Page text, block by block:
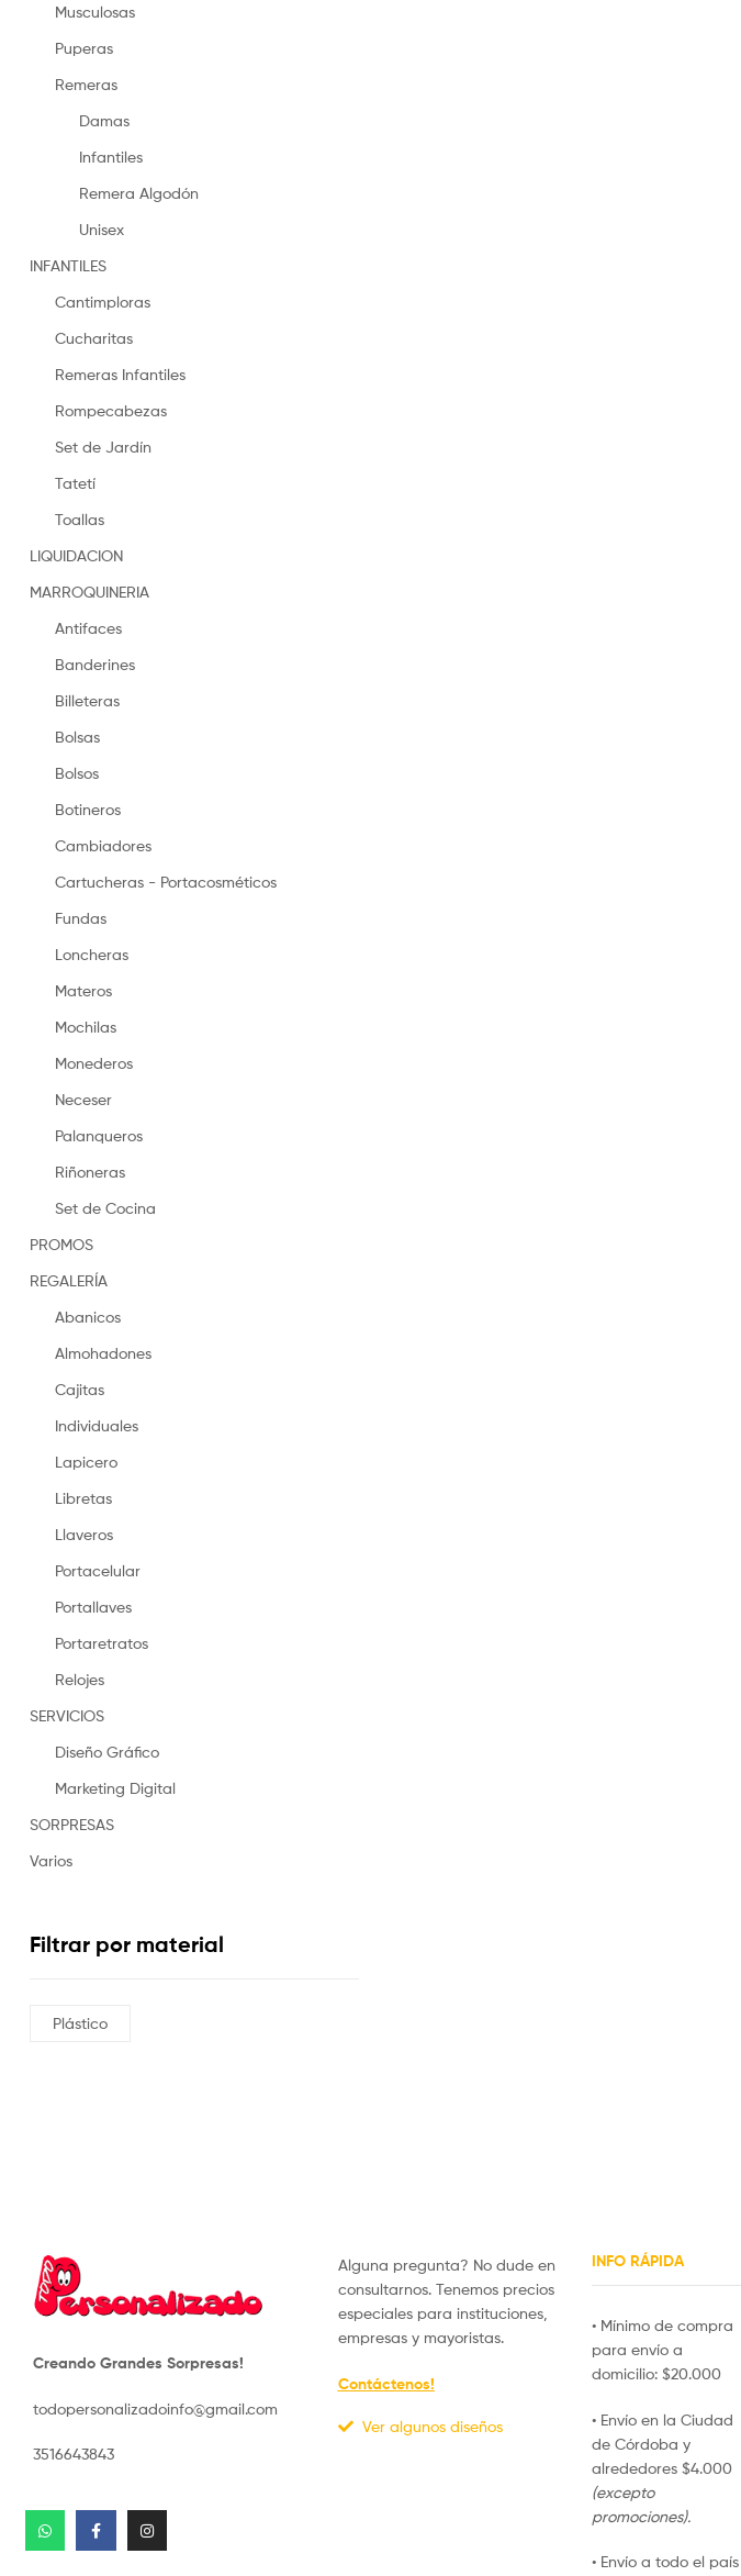
Musculosas
Puperas
Remeras
Damas
Infantiles
Remera Algodón
Unisex
INFANTILES
Cantimploras
Cucharitas
Remeras Infantiles
Rompecabezas
Set de Jardín
Tatetí
Toallas
LIQUIDACION
MARROQUINERIA
Antifaces
Banderines
Billeteras
Bolsas
Bolsos
Botineros
Cambiadores
Cartucheras - Portacosméticos
Fundas
Loncheras
Materos
Mochilas
Monederos
Neceser
Palanqueros
Riñoneras
Set de Cocina
PROMOS
REGALERÍA
Abanicos
Almohadones
Cajitas
Individuales
Lapicero
Libretas
Llaveros
Portacelular
Portallaves
Portaretratos
Relojes
SERVICIOS
Diseño Gráfico
Marketing Digital
SORPRESAS
Varios
Filtrar por material
Plástico
Creando Grandes Sorpresas!
todopersonalizadoinfo@gmail.com
3516643843
Alguna pregunta? No dude en
consultarnos. Tenemos precios
especiales para instituciones,
empresas y mayoristas.
Contáctenos!
Ver algunos diseños
INFO RÁPIDA
• Mínimo de compra
para envío a
domicilio: $20.000
• Envío en la Ciudad
de Córdoba y
alrededores $4.000
(excepto
promociones).
• Envío a todo el país